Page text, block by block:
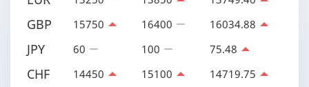
GBP 15750 16400 16034.88
JPY 60 100 75.48
CHF 14450 15100 14719.75